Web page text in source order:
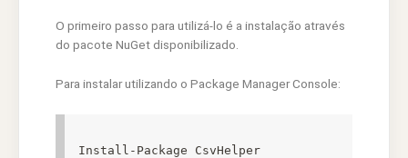
O primeiro passo para utilizá-lo é a instalação através
do pacote NuGet disponibilizado.
Para instalar utilizando o Package Manager Console:
Install-Package CsvHelper